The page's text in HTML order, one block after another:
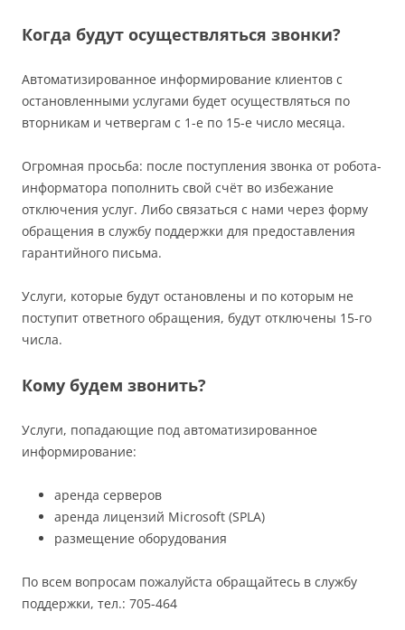
Когда будут осуществляться звонки?
Автоматизированное информирование клиентов с
остановленными услугами будет осуществляться по
вторникам и четвергам с 1-е по 15-е число месяца.
Огромная просьба: после поступления звонка от робота-
информатора пополнить свой счёт во избежание
отключения услуг. Либо связаться с нами через форму
обращения в службу поддержки для предоставления
гарантийного письма.
Услуги, которые будут остановлены и по которым не
поступит ответного обращения, будут отключены 15-го
числа.
Кому будем звонить?
Услуги, попадающие под автоматизированное
информирование:
аренда серверов
аренда лицензий Microsoft (SPLA)
размещение оборудования
По всем вопросам пожалуйста обращайтесь в службу
поддержки, тел.: 705-464